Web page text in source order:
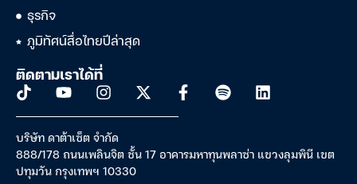
ธุรกิจ
ภูมิทัศน์สื่อไทยปีล่าสุด
ติดตามเราได้ที่
บริษัท ดาต้าเซ็ต จำกัด
888/178 ถนนเพลินจิต ชั้น 17 อาคารมหาทุนพลาซ่า แขวงลุมพินี เขต
ปทุมวัน กรุงเทพฯ 10330